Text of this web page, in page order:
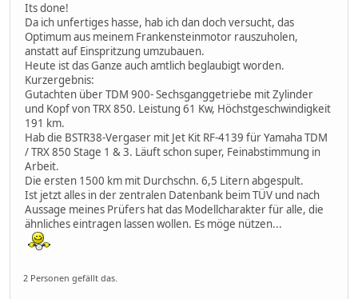
Its done!
Da ich unfertiges hasse, hab ich dan doch versucht, das
Optimum aus meinem Frankensteinmotor rauszuholen,
anstatt auf Einspritzung umzubauen.
Heute ist das Ganze auch amtlich beglaubigt worden.
Kurzergebnis:
Gutachten über TDM 900- Sechsganggetriebe mit Zylinder
und Kopf von TRX 850. Leistung 61 Kw, Höchstgeschwindigkeit
191 km.
Hab die BSTR38-Vergaser mit Jet Kit RF-4139 für Yamaha TDM
/ TRX 850 Stage 1 & 3. Läuft schon super, Feinabstimmung in
Arbeit.
Die ersten 1500 km mit Durchschn. 6,5 Litern abgespult.
Ist jetzt alles in der zentralen Datenbank beim TÜV und nach
Aussage meines Prüfers hat das Modellcharakter für alle, die
ähnliches eintragen lassen wollen. Es möge nützen...
2 Personen gefällt das.